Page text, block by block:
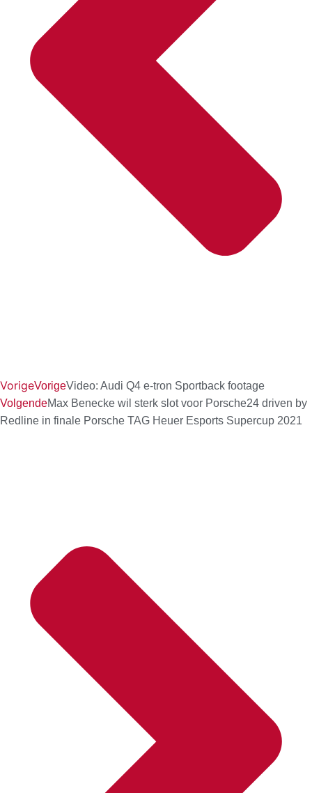
VorigeVorigeVideo: Audi Q4 e-tron Sportback footage
VolgendeMax Benecke wil sterk slot voor Porsche24 driven by
Redline in finale Porsche TAG Heuer Esports Supercup 2021